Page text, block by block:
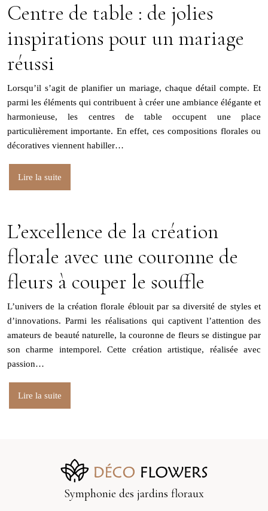
Centre de table : de jolies
inspirations pour un mariage
réussi
Lorsqu’il s’agit de planifier un mariage, chaque détail compte. Et
parmi les éléments qui contribuent à créer une ambiance élégante et
harmonieuse, les centres de table occupent une place
particulièrement importante. En effet, ces compositions florales ou
décoratives viennent habiller…
Lire la suite
L’excellence de la création
florale avec une couronne de
fleurs à couper le souffle
L’univers de la création florale éblouit par sa diversité de styles et
d’innovations. Parmi les réalisations qui captivent l’attention des
amateurs de beauté naturelle, la couronne de fleurs se distingue par
son charme intemporel. Cette création artistique, réalisée avec
passion…
Lire la suite
Symphonie des jardins floraux